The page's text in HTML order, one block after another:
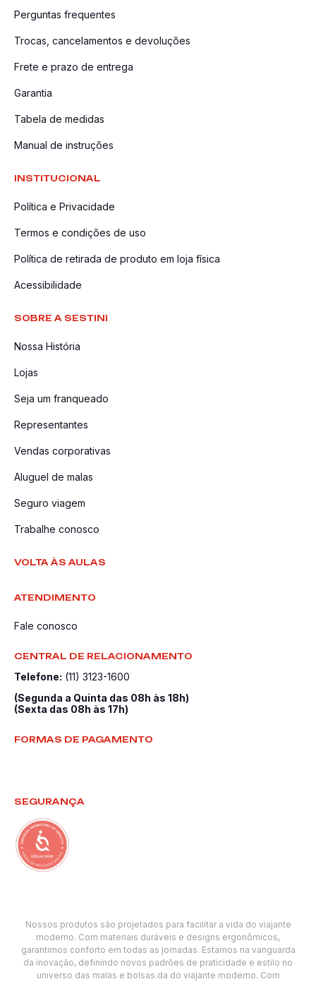
Perguntas frequentes
Trocas, cancelamentos e devoluções
Frete e prazo de entrega
Garantia
Tabela de medidas
Manual de instruções
INSTITUCIONAL
Política e Privacidade
Termos e condições de uso
Política de retirada de produto em loja física
Acessibilidade
SOBRE A SESTINI
Nossa História
Lojas
Seja um franqueado
Representantes
Vendas corporativas
Aluguel de malas
Seguro viagem
Trabalhe conosco
VOLTA ÀS AULAS
ATENDIMENTO
Fale conosco
CENTRAL DE RELACIONAMENTO
Telefone: (11) 3123-1600
(Segunda a Quinta das 08h às 18h)
(Sexta das 08h às 17h)
FORMAS DE PAGAMENTO
SEGURANÇA
Nossos produtos são projetados para facilitar a vida do viajante
moderno. Com materiais duráveis e designs ergonômicos,
garantimos conforto em todas as jornadas. Estamos na vanguarda
da inovação, definindo novos padrões de praticidade e estilo no
universo das malas e bolsas.da do viajante moderno. Com